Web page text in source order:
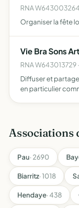
RNA W643003264
Organiser la fête
Vie Bra Sons
RNA W643013729
Diffuser et
en particulier
Associations
Pau· 2690
Biarritz· 1018
Hendaye· 438